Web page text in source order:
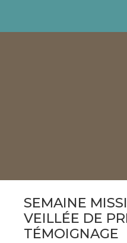
SEMAINE
VEILLÉE DE
TÉMOIGNAGE